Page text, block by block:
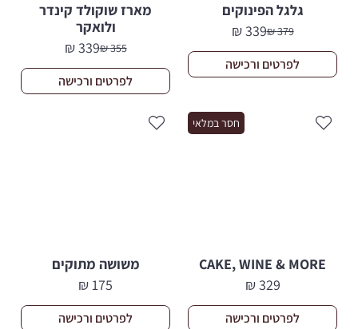
גלגל הפינוקים
379
₪המחיר
המקורי
היה:
339
₪
המחיר
הנוכחי
הוא:
לפרטים ורכישה
מארז שוקולד קינדר
ולואקר
355
₪המחיר
המקורי
היה:
339
₪
המחיר
הנוכחי
הוא:
לפרטים ורכישה
חסר במלאי
CAKE, WINE & MORE
329
₪
לפרטים ורכישה
משושה מתוקים
175
₪
לפרטים ורכישה